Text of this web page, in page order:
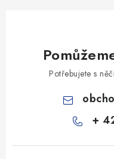
Potřebujete s
+